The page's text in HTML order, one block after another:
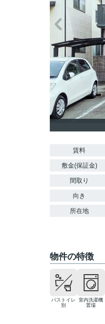
賃料
敷金(保証金)
間取り
向き
所在地
物件の特徴
バストイレ
別
室内洗濯機
置場